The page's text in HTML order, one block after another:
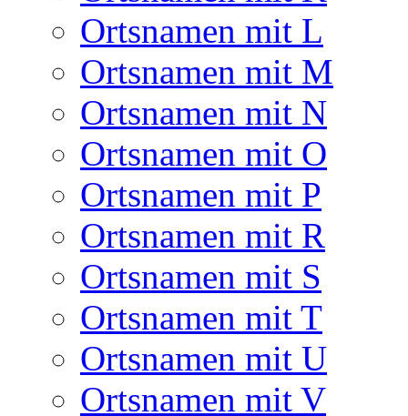
Ortsnamen mit L
Ortsnamen mit M
Ortsnamen mit N
Ortsnamen mit O
Ortsnamen mit P
Ortsnamen mit R
Ortsnamen mit S
Ortsnamen mit T
Ortsnamen mit U
Ortsnamen mit V